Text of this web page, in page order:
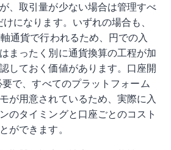
、取引量が少ない場合は管理すべ
になります。いずれの場合も、
通貨で行われるため、円での入
まったく別に通貨換算の工程が加
しておく価値があります。口座開
で、すべてのプラットフォーム
が用意されているため、実際に入
のタイミングと口座ごとのコスト
ができます。